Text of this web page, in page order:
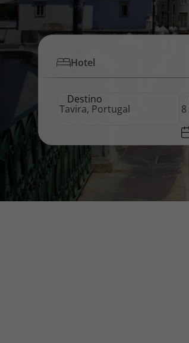
Voos + Hotel
Pacotes de Férias
Disneyland ® Paris
Hotel
Destino